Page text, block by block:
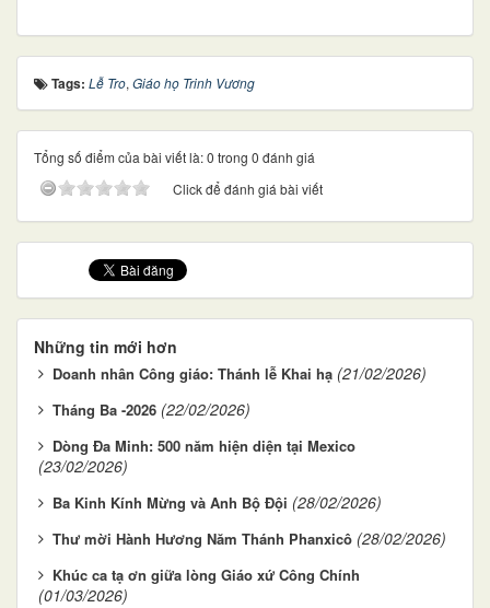
Tags: Lễ Tro, Giáo họ Trinh Vương
Tổng số điểm của bài viết là: 0 trong 0 đánh giá
Click để đánh giá bài viết
Những tin mới hơn
Doanh nhân Công giáo: Thánh lễ Khai hạ (21/02/2026)
Tháng Ba -2026 (22/02/2026)
Dòng Đa Minh: 500 năm hiện diện tại Mexico
(23/02/2026)
Ba Kinh Kính Mừng và Anh Bộ Đội (28/02/2026)
Thư mời Hành Hương Năm Thánh Phanxicô (28/02/2026)
Khúc ca tạ ơn giữa lòng Giáo xứ Công Chính
(01/03/2026)